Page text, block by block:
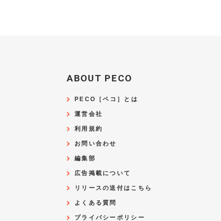
ABOUT PECO
PECO［ペコ］とは
運営会社
利用規約
お問い合わせ
編集部
広告掲載について
リリースの送付はこちら
よくある質問
プライバシーポリシー